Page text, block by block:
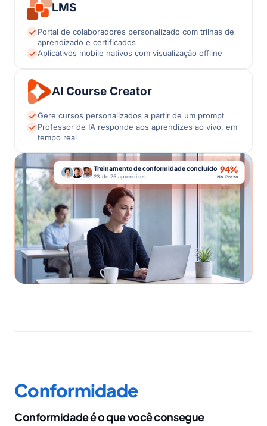
LMS
Portal de colaboradores personalizado com trilhas de
aprendizado e certificados
Aplicativos mobile nativos com visualização offline
AI Course Creator
Gere cursos personalizados a partir de um prompt
Professor de IA responde aos aprendizes ao vivo, em
tempo real
Treinamento de conformidade concluído
23 de 25 aprendizes
94%
No Prazo
Conformidade
Conformidade é o que você consegue